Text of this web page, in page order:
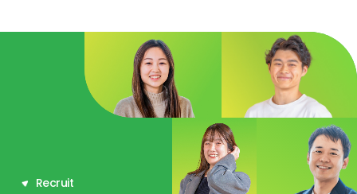
Recruit